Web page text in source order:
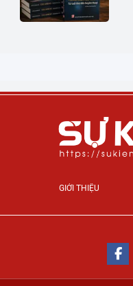
GIỚI THIỆU